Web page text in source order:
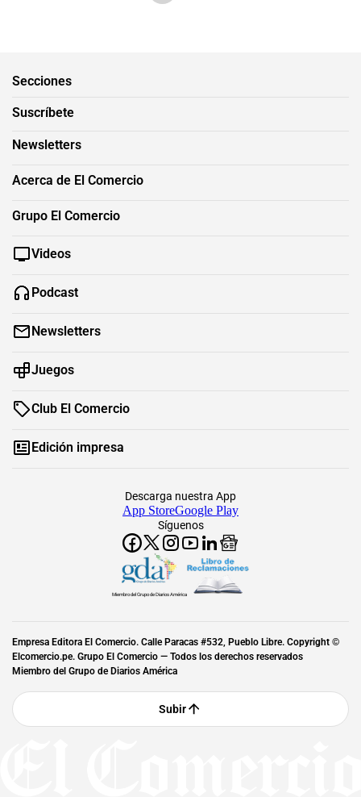
Secciones
Suscríbete
Newsletters
Acerca de El Comercio
Grupo El Comercio
Videos
Podcast
Newsletters
Juegos
Club El Comercio
Edición impresa
Síguenos
Descarga nuestra App
App StoreGoogle Play
Miembro del Grupo de Diarios América
Empresa Editora El Comercio. Calle Paracas #532, Pueblo Libre. Copyright ©
Elcomercio.pe. Grupo El Comercio — Todos los derechos reservados
Miembro del Grupo de Diarios América
Subir